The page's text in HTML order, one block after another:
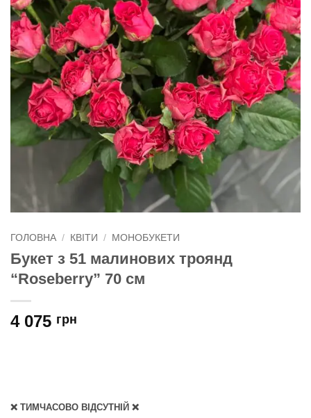
ГОЛОВНА / КВІТИ / МОНОБУКЕТИ
Букет з 51 малинових троянд
“Roseberry” 70 см
4 075 грн
❌ ТИМЧАСОВО ВІДСУТНІЙ ❌